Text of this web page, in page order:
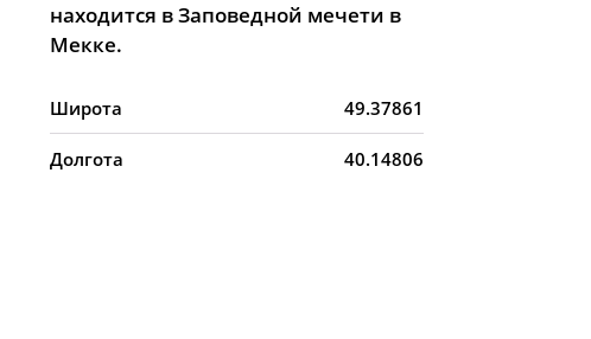
находится в Заповедной мечети в
Мекке.
Широта 49.37861
Долгота 40.14806